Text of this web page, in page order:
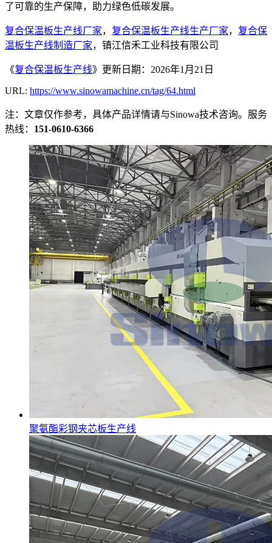
了可靠的生产保障，助力绿色低碳发展。
复合保温板生产线厂家， 复合保温板生产线生产厂家， 复合保
温板生产线制造厂家，镇江信禾工业科技有限公司
《复合保温板生产线》更新日期：2026年1月21日
URL: https://www.sinowamachine.cn/tag/64.html
注：文章仅作参考，具体产品详情请与Sinowa技术咨询。服务
热线： 151-0610-6366
聚氨酯彩钢夹芯板生产线